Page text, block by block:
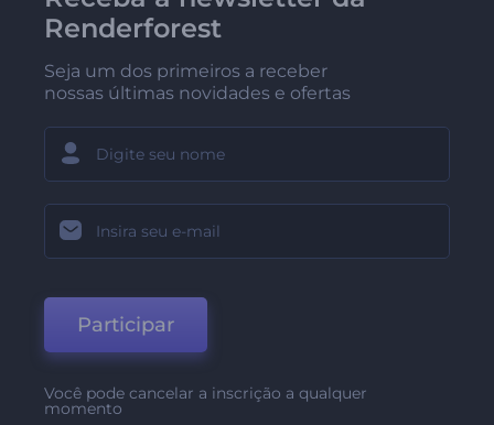
Renderforest
Seja um dos primeiros a receber
nossas últimas novidades e ofertas
Participar
Você pode cancelar a inscrição a qualquer
momento